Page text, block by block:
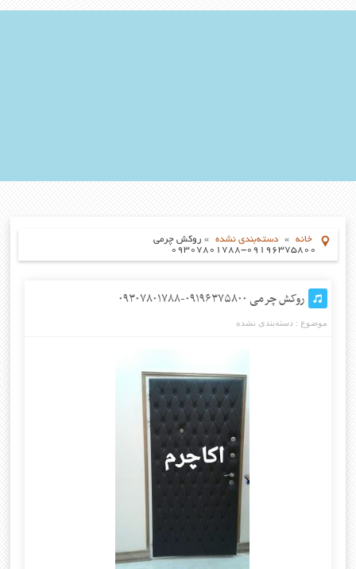
خانه » دسته‌بندی نشده » روکش چرمی
۰۹۱۹۶۳۷۵۸۰۰-۰۹۳۰۷۸۰۱۷۸۸
روکش چرمی ۰۹۱۹۶۳۷۵۸۰۰-۰۹۳۰۷۸۰۱۷۸۸
موضوع : دسته‌بندی نشده